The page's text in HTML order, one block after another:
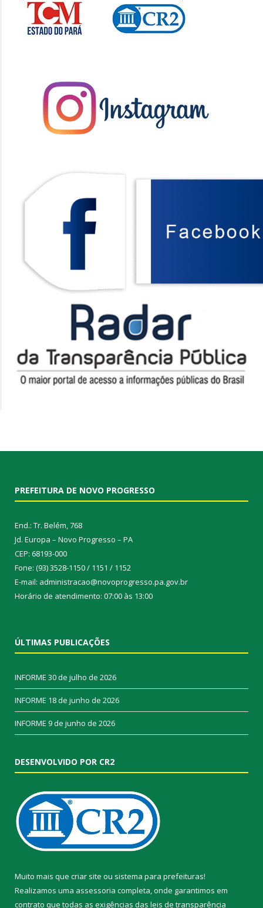
PREFEITURA DE NOVO PROGRESSO
End.: Tr. Belém, 768
Jd. Europa – Novo Progresso – PA
CEP: 68193-000
Fone: (93) 3528-1150 / 1151 / 1152
E-mail: administracao@novoprogresso.pa.gov.br
Horário de atendimento: 07:00 às 13:00
ÚLTIMAS PUBLICAÇÕES
INFORME 30 de julho de 2026
INFORME 18 de junho de 2026
INFORME 9 de junho de 2026
DESENVOLVIDO POR CR2
Muito mais que criar site ou sistema para prefeituras!
Realizamos uma assessoria completa, onde garantimos em
contrato que todas as exigências das leis de transparência